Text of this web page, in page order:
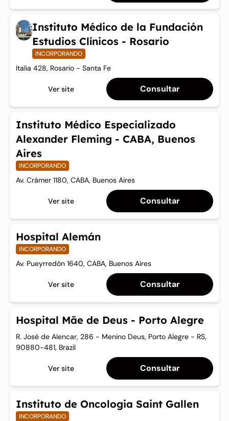
Instituto Médico de la Fundación
Estudios Clínicos - Rosario
INCORPORANDO
Italia 428, Rosario - Santa Fe
Ver site Consultar
Instituto Médico Especializado
Alexander Fleming - CABA, Buenos
Aires
INCORPORANDO
Av. Crámer 1180, CABA, Buenos Aires
Ver site Consultar
Hospital Alemán
INCORPORANDO
Av. Pueyrredón 1640, CABA, Buenos Aires
Ver site Consultar
Hospital Mãe de Deus - Porto Alegre
R. José de Alencar, 286 - Menino Deus, Porto Alegre - RS,
90880-481, Brazil
Ver site Consultar
Instituto de Oncologia Saint Gallen
INCORPORANDO